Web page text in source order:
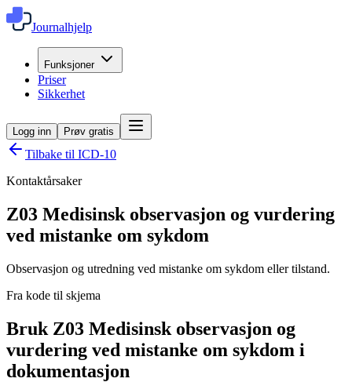
Journalhjelp
Funksjoner
Priser
Sikkerhet
Logg inn Prøv gratis
Tilbake til ICD-10
Kontaktårsaker
Z03 Medisinsk observasjon og vurdering
ved mistanke om sykdom
Observasjon og utredning ved mistanke om sykdom eller tilstand.
Fra kode til skjema
Bruk Z03 Medisinsk observasjon og
vurdering ved mistanke om sykdom i
dokumentasjon